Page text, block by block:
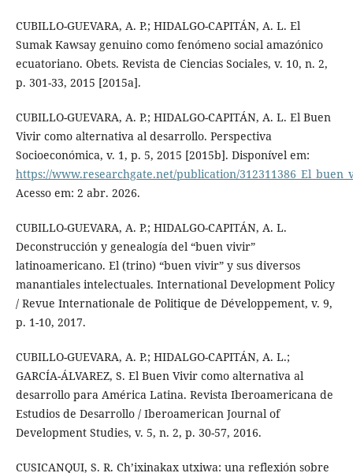
CUBILLO-GUEVARA, A. P.; HIDALGO-CAPITÁN, A. L. El
Sumak Kawsay genuino como fenómeno social amazónico
ecuatoriano. Obets. Revista de Ciencias Sociales, v. 10, n. 2,
p. 301-33, 2015 [2015a].
CUBILLO-GUEVARA, A. P.; HIDALGO-CAPITÁN, A. L. El Buen
Vivir como alternativa al desarrollo. Perspectiva
Socioeconómica, v. 1, p. 5, 2015 [2015b]. Disponível em:
https://www.researchgate.net/publication/
Acesso em: 2 abr. 2026.
CUBILLO-GUEVARA, A. P.; HIDALGO-CAPITÁN, A. L.
Deconstrucción y genealogía del “buen vivir”
latinoamericano. El (trino) “buen vivir” y sus diversos
manantiales intelectuales. International Development Policy
/ Revue Internationale de Politique de Développement, v. 9,
p. 1-10, 2017.
CUBILLO-GUEVARA, A. P.; HIDALGO-CAPITÁN, A. L.;
GARCÍA-ÁLVAREZ, S. El Buen Vivir como alternativa al
desarrollo para América Latina. Revista Iberoamericana de
Estudios de Desarrollo / Iberoamerican Journal of
Development Studies, v. 5, n. 2, p. 30-57, 2016.
CUSICANQUI, S. R. Ch’ixinakax utxiwa: una reflexión sobre